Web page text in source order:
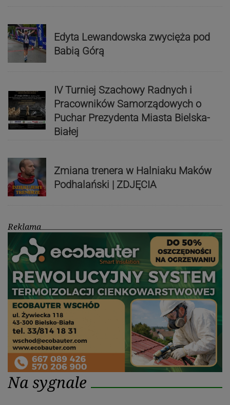
Edyta Lewandowska zwycięża pod
Babią Górą
IV Turniej Szachowy Radnych i
Pracowników Samorządowych o
Puchar Prezydenta Miasta Bielska-
Białej
Zmiana trenera w Halniaku Maków
Podhalański | ZDJĘCIA
Reklama
Na sygnale